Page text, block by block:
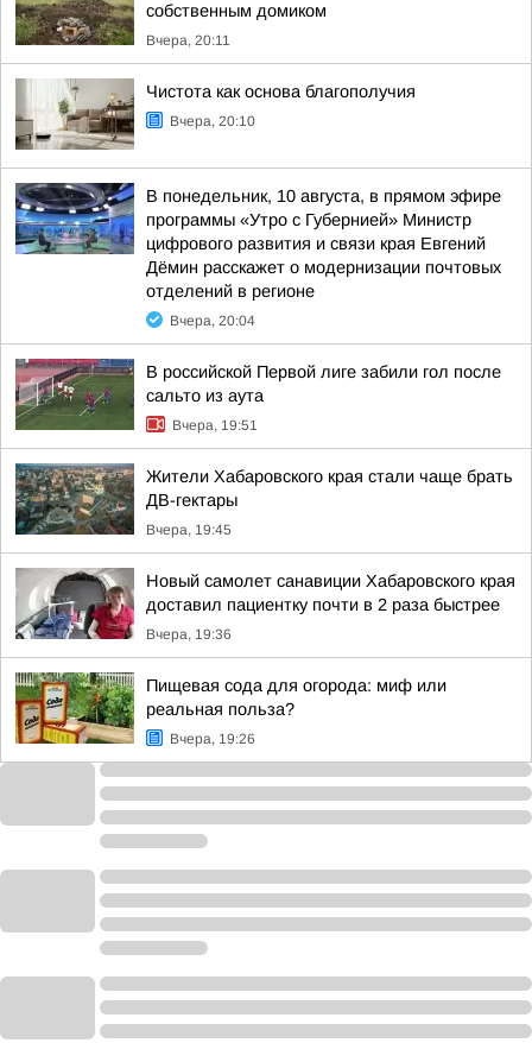
собственным домиком
Вчера, 20:11
Чистота как основа благополучия
Вчера, 20:10
В понедельник, 10 августа, в прямом эфире
программы «Утро с Губернией» Министр
цифрового развития и связи края Евгений
Дёмин расскажет о модернизации почтовых
отделений в регионе
Вчера, 20:04
В российской Первой лиге забили гол после
сальто из аута
Вчера, 19:51
Жители Хабаровского края стали чаще брать
ДВ-гектары
Вчера, 19:45
Новый самолет санавиции Хабаровского края
доставил пациентку почти в 2 раза быстрее
Вчера, 19:36
Пищевая сода для огорода: миф или
реальная польза?
Вчера, 19:26